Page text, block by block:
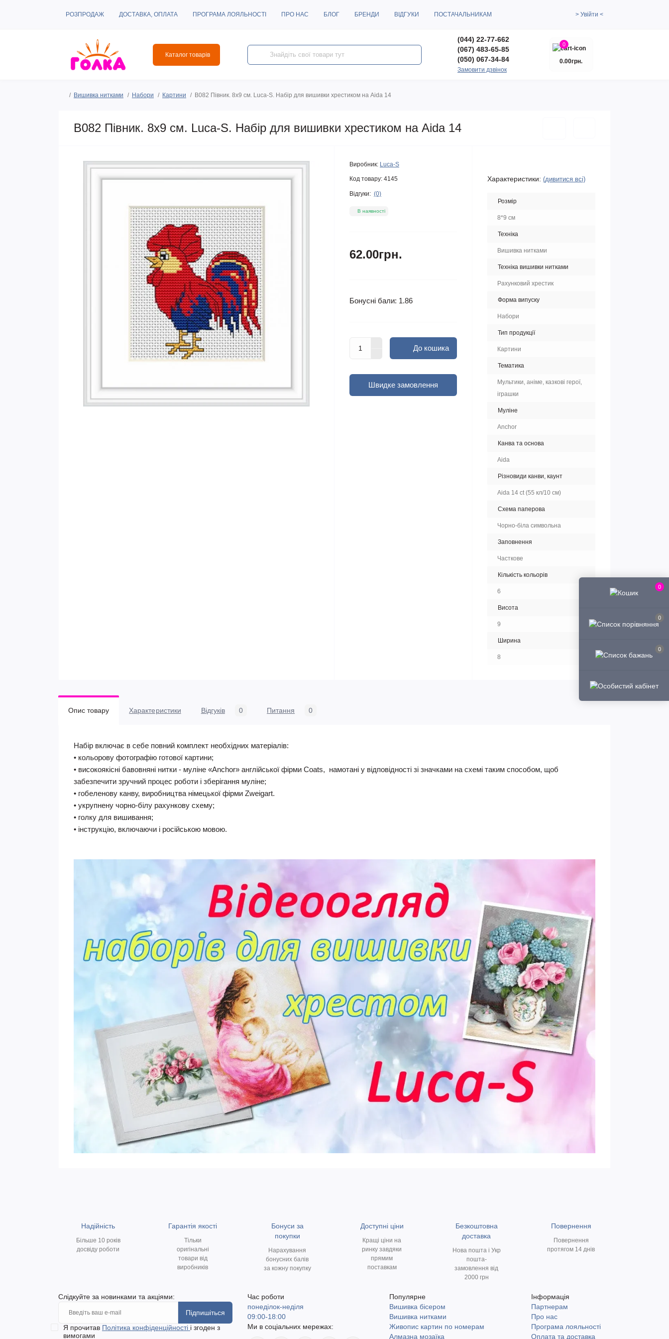
0
0
0
РОЗПРОДАЖ ДОСТАВКА, ОПЛАТА ПРОГРАМА ЛОЯЛЬНОСТІ ПРО НАС БЛОГ БРЕНДИ ВІДГУКИ ПОСТАЧАЛЬНИКАМ > Увійти <
Каталог товарів
(044) 22-77-662
(067) 483-65-85
(050) 067-34-84
Замовити дзвінок
0
0.00грн.
Вишивка нитками Набори Картини B082 Півник. 8х9 см. Luca-S. Набір для вишивки хрестиком на Aida 14
B082 Півник. 8х9 см. Luca-S. Набір для вишивки хрестиком на Aida 14
Виробник: Luca-S
Код товару: 4145
Відгуки: (0)
В наявності
62.00грн.
Бонусні бали: 1.86
До кошика
Швидке замовлення
Характеристики: (дивитися всі)
Розмір
8*9 см
Техніка
Вишивка нитками
Техніка вишивки нитками
Рахунковий хрестик
Форма випуску
Набори
Тип продукції
Картини
Тематика
Мультики, аніме, казкові герої,
іграшки
Муліне
Anchor
Канва та основа
Aida
Різновиди канви, каунт
Aida 14 ct (55 кл/10 см)
Схема паперова
Чорно-біла символьна
Заповнення
Часткове
Кількість кольорів
6
Висота
9
Ширина
8
Опис товару Характеристики Відгуків 0 Питання 0
Набір включає в себе повний комплект необхідних матеріалів:
• кольорову фотографію готової картини;
• високоякісні бавовняні нитки - муліне «Anchor» англійської фірми Coats, намотані у відповідності зі значками на схемі таким способом, щоб
забезпечити зручний процес роботи і зберігання муліне;
• гобеленову канву, виробництва німецької фірми Zweigart.
• укрупнену чорно-білу рахункову схему;
• голку для вишивання;
• інструкцію, включаючи і російською мовою.
Надійність
Більше 10 років
досвіду роботи
Гарантія якості
Тільки
оригінальні
товари від
виробників
Бонуси за
покупки
Нарахування
бонусних балів
за кожну покупку
Доступні ціни
Кращі ціни на
ринку завдяки
прямим
поставкам
Безкоштовна
доставка
Нова пошта і Укр
пошта-
замовлення від
2000 грн
Повернення
Повернення
протягом 14 днів
Слідкуйте за новинками та акціями:
Підпишіться
Я прочитав Політика конфіденційності і згоден з
вимогами
Час роботи
понеділок-неділя
09:00-18:00
Ми в соціальних мережах:
Популярне
Вишивка бісером
Вишивка нитками
Живопис картин по номерам
Алмазна мозаїка
Інформація
Партнерам
Про нас
Програма лояльності
Оплата та доставка